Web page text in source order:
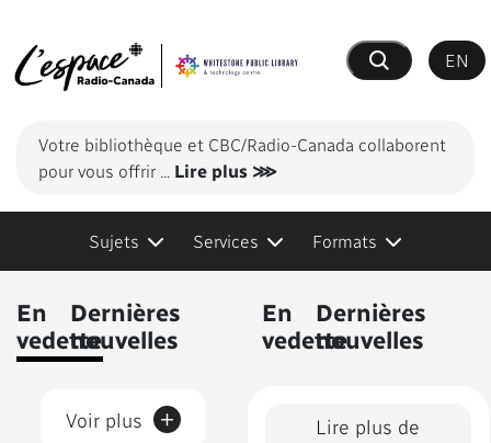
Recherche
EN
Votre bibliothèque et CBC/Radio-Canada collaborent
pour vous offrir ... Lire plus ⋙
Sujets Services Formats
En
vedette
Dernières
nouvelles
Lire plus de
En
vedette
Dernières
nouvelles
Voir plus +